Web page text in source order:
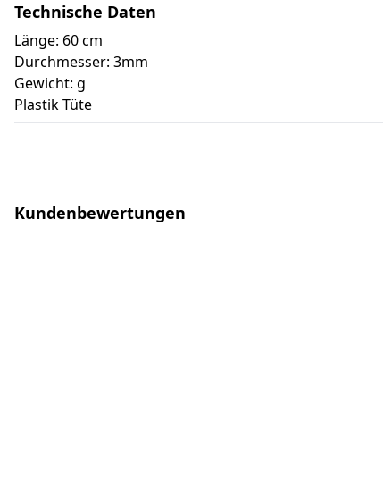
Technische Daten
Länge: 60 cm
Durchmesser: 3mm
Gewicht: g
Plastik Tüte
Kundenbewertungen